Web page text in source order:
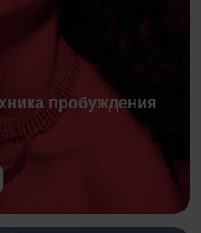
пробуждения